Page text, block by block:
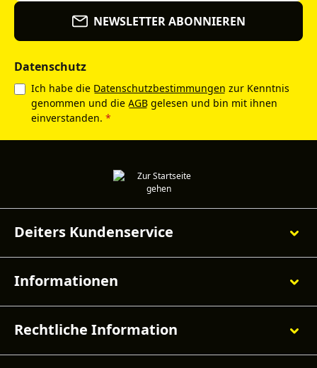
NEWSLETTER ABONNIEREN
Datenschutz
Ich habe die Datenschutzbestimmungen zur Kenntnis
genommen und die AGB gelesen und bin mit ihnen
einverstanden. *
Deiters Kundenservice
Informationen
Rechtliche Information